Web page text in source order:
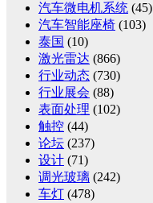
汽车微电机系统 (45)
汽车智能座椅 (103)
泰国 (10)
激光雷达 (866)
行业动态 (730)
行业展会 (88)
表面处理 (102)
触控 (44)
论坛 (237)
设计 (71)
调光玻璃 (242)
车灯 (478)